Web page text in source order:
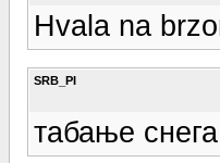
Hvala na
SRB_PI
табање снега